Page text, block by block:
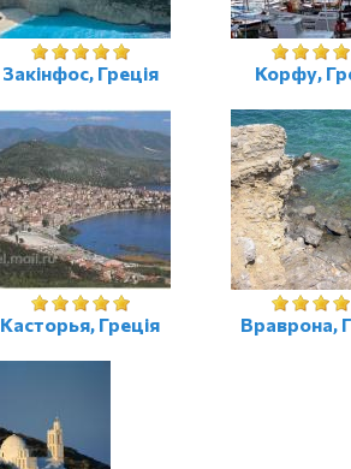
Закінфос, Греція Корфу,
Касторья, Греція Враврона,